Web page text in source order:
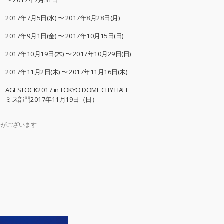
2017年7月5日(水) 〜 2017年8月28日(月)
2017年9月1日(金) 〜 2017年10月15日(日)
2017年10月19日(木) 〜 2017年10月29日(日)
2017年11月2日(木) 〜 2017年11月16日(木)
AGESTOCK2017 in TOKYO DOME CITY HALL
ミス部門2017年11月19日（日）
ございます